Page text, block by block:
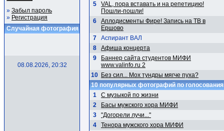
» Забыл пароль
» Регистрация
Случайная фотография
08.08.2026, 20:32
5
VAL, пора вставать и на репетицию!
Пошли-пошли!
6
Аплодисменты Фире! Запись на ТВ в
Ершово
7
Аспирант ВАЛ
8
Афиша концерта
9
Баннер сайта студентов МИФИ
www.valinfo.ru 2
10 Без сил... Мох тундры мягче пуха?
10 популярных фотографий по
1
С музыкой по жизни
2
Басы мужского хора МИФИ
3
"Догорели лучи..."
4
Тенора мужского хора МИФИ